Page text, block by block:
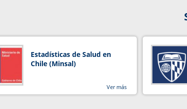
Estadísticas de Salud en
Chile (Minsal)
Ver más